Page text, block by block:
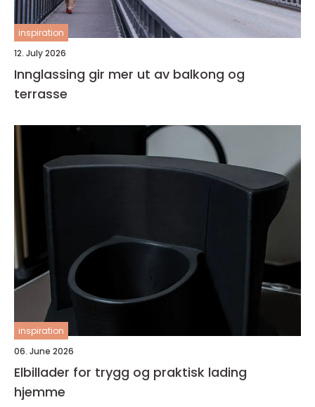
inspiration
12. July 2026
Innglassing gir mer ut av balkong og
terrasse
inspiration
06. June 2026
Elbillader for trygg og praktisk lading
hjemme